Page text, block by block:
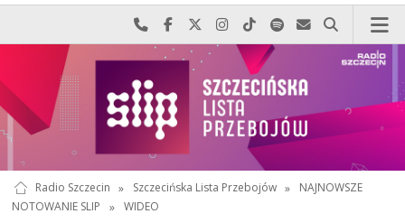
Najlepiej po prostu do nas zadzwoń
Odwiedź nas na Facebook-u
Odwiedź nas na X
Odwiedź nas na Instagram-ie
Odwiedź nas na TikTok-u
Szukaj nas na Spotify
Wyślij do nas
Szukaj
Radio Szczecin » Szczecińska Lista Przebojów »
NAJNOWSZE
NOTOWANIE SLIP
» WIDEO